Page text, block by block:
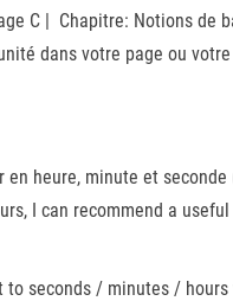
C | Chapitre: Notions
dans votre page ou
en heure, minute et
I can recommend a
seconds / minutes /